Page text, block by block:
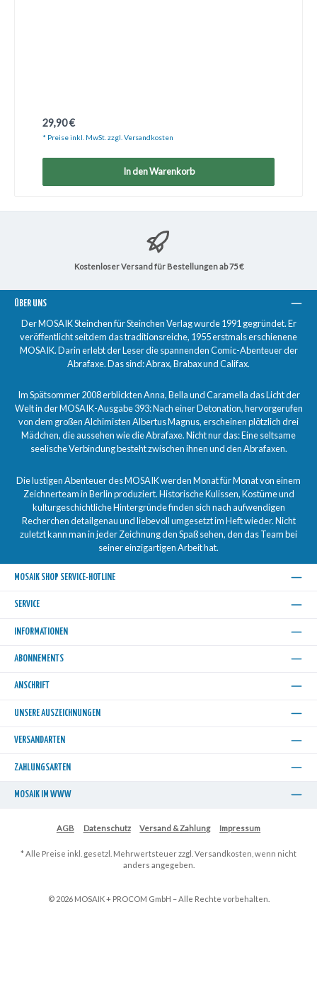
Regulärer Preis:
29,90 €
* Preise inkl. MwSt. zzgl. Versandkosten
In den Warenkorb
Kostenloser Versand für Bestellungen ab 75 €
ÜBER UNS
Der MOSAIK Steinchen für Steinchen Verlag wurde 1991 gegründet. Er
veröffentlicht seitdem das traditionsreiche, 1955 erstmals erschienene
MOSAIK. Darin erlebt der Leser die spannenden Comic-Abenteuer der
Abrafaxe. Das sind: Abrax, Brabax und Califax.
Im Spätsommer 2008 erblickten Anna, Bella und Caramella das Licht der
Welt in der MOSAIK-Ausgabe 393: Nach einer Detonation, hervorgerufen
von dem großen Alchimisten Albertus Magnus, erscheinen plötzlich drei
Mädchen, die aussehen wie die Abrafaxe. Nicht nur das: Eine seltsame
seelische Verbindung besteht zwischen ihnen und den Abrafaxen.
Die lustigen Abenteuer des MOSAIK werden Monat für Monat von einem
Zeichnerteam in Berlin produziert. Historische Kulissen, Kostüme und
kulturgeschichtliche Hintergründe finden sich nach aufwendigen
Recherchen detailgenau und liebevoll umgesetzt im Heft wieder. Nicht
zuletzt kann man in jeder Zeichnung den Spaß sehen, den das Team bei
seiner einzigartigen Arbeit hat.
MOSAIK SHOP SERVICE-HOTLINE
SERVICE
INFORMATIONEN
ABONNEMENTS
ANSCHRIFT
UNSERE AUSZEICHNUNGEN
VERSANDARTEN
ZAHLUNGSARTEN
MOSAIK IM WWW
AGB Datenschutz Versand & Zahlung Impressum
* Alle Preise inkl. gesetzl. Mehrwertsteuer zzgl. Versandkosten , wenn nicht
anders angegeben.